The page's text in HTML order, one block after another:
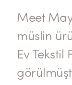
Meet
müslin
Ev Tekstil